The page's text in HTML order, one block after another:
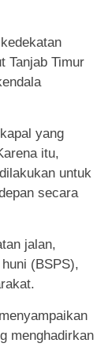
Tanjab Timur
yang
itu,
untuk
secara
jalan,
(BSPS),
menghadirkan